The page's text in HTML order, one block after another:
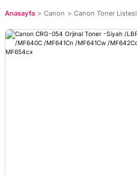
Anasayfa Canon Canon Toner Listesi